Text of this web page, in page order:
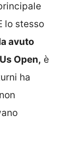
lo stesso
avuto
Open, è
ha